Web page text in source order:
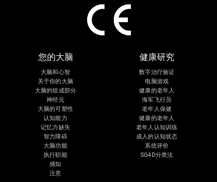
您的大脑
大脑和心智
关于你的大脑
大脑的组成部分
神经元
大脑的可塑性
认知能力
记忆力缺失
智力障碍
大脑功能
执行职能
感知
注意
健康研究
数字治疗验证
电脑游戏
健康的老年人
海军飞行员
老年人保健
健康的老年人
老年人认知训练
成人的认知状态
系统评价
SG4D分类法